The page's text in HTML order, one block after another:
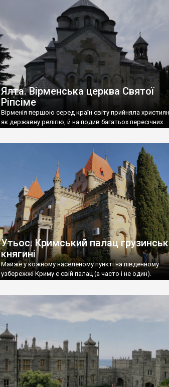
називаються «повстяками» (postaki)…” “Вино. Крим
виробляє відмінне вино і його вдосталь: воно все
легке біле і дуже […]
Ялта. Вірменська церква Святої
Ріпсіме
Вірменія першою серед країн світу прийняла
як державну релігію, й на подив багатьох пересічних
Утьос. Кримський палац
княгині
Майже у кожному населеному пункті на південному
узбережжі Криму є свій палац (а часто і не один).